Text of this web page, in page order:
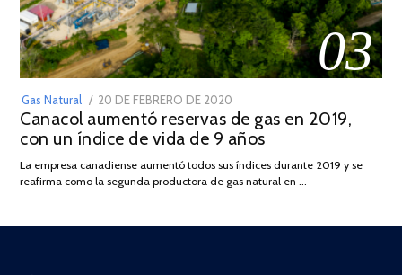
03
Gas Natural
POSTED
ON
20 DE FEBRERO DE 2020
DE
JULIO
2025
Canacol aumentó reservas de gas en 2019,
con un índice de vida de 9 años
La empresa canadiense aumentó todos sus índices durante 2019 y se
reafirma como la segunda productora de gas natural en …